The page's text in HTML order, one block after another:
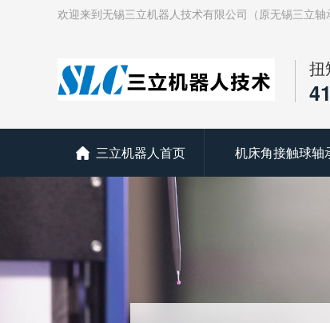
欢迎来到无锡三立机器人技术有限公司（原无锡三立
扭
三立机器人首页 机床角接触球轴